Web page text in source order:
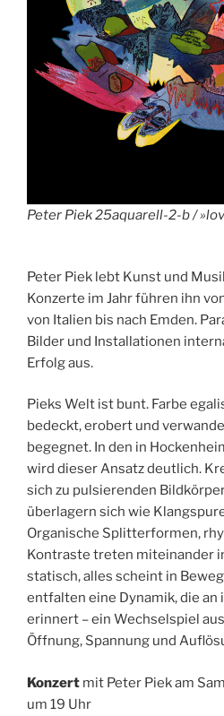
Peter Piek 25aquarell-2-b /
Peter Piek lebt Kunst und
Konzerte im Jahr führen ihn
von Italien bis nach Emden.
Bilder und Installationen
Erfolg aus.
Pieks Welt ist bunt. Farbe
bedeckt, erobert und
begegnet. In den in
wird dieser Ansatz deutlich.
sich zu pulsierenden
überlagern sich wie
Organische Splitterformen,
Kontraste treten miteinander
statisch, alles scheint in
entfalten eine Dynamik, die
erinnert – ein Wechselspiel
Öffnung, Spannung und
Konzert mit Peter Piek am
um 19 Uhr